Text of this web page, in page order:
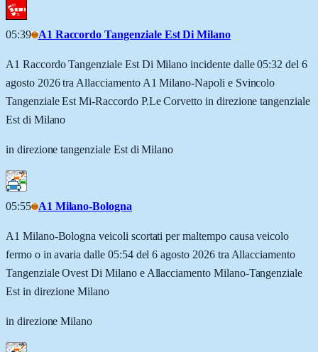
05:39 A1 Raccordo Tangenziale Est Di Milano
A1 Raccordo Tangenziale Est Di Milano incidente dalle 05:32 del 6
agosto 2026 tra Allacciamento A1 Milano-Napoli e Svincolo
Tangenziale Est Mi-Raccordo P.Le Corvetto in direzione tangenziale
Est di Milano
in direzione tangenziale Est di Milano
05:55 A1 Milano-Bologna
A1 Milano-Bologna veicoli scortati per maltempo causa veicolo
fermo o in avaria dalle 05:54 del 6 agosto 2026 tra Allacciamento
Tangenziale Ovest Di Milano e Allacciamento Milano-Tangenziale
Est in direzione Milano
in direzione Milano